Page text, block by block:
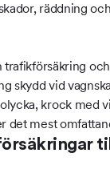
räddning
trafikförsäkring
skydd vid
krock med
det mest